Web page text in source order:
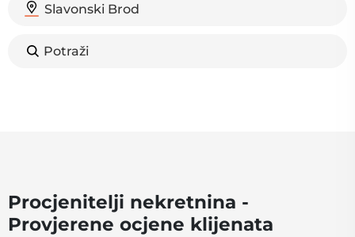
Slavonski Brod
Potraži
Procjenitelji nekretnina -
Provjerene ocjene klijenata